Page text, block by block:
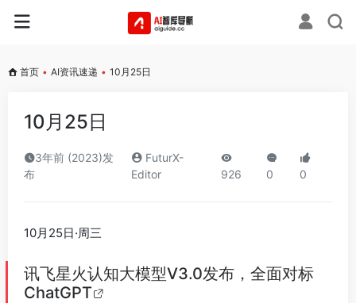
首页 • AI资讯速递 • 10月25日
10月25日
3年前 (2023)发
布
FuturX-
Editor
926 0 0
10月25日·周三
讯飞星火认知大模型V3.0发布，全面对标
ChatGPT